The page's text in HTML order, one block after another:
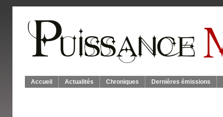
Accueil Actualités Chroniques Dernières émissions